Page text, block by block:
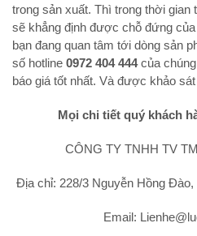
trong sản xuất. Thì trong thời
sẽ khẳng định được chỗ đứng
bạn đang quan tâm tới dòng sản
số hotline 0972 404 444của
báo giá tốt nhất. Và được khảo
Mọi chi tiết quý khách
CÔNG TY TNHH TV
Địa chỉ: 228/3 Nguyễn Hồng Đào,
Email: